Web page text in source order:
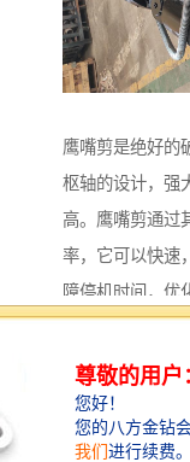
鹰嘴剪是绝好的
枢轴的设计，强
高。鹰嘴剪通过
率，它可以快速
障停机时间，优
质鹰嘴剪的联系
上使用，广泛用
拆、剪钢筋、